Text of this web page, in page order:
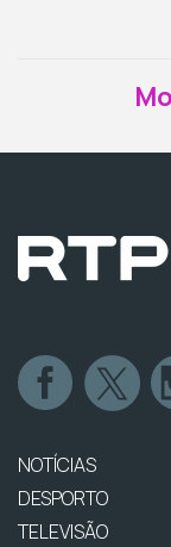
NOTÍCIAS
DESPORTO
TELEVISÃO